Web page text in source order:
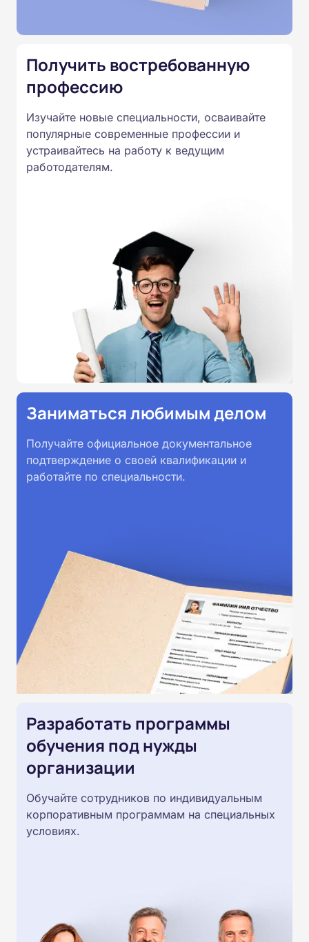
Подготовка ведется по всем
России от 14.07.2023 N 534 в
соответствии с Федеральными
образовательными стандартами
профессионального образования.
Удостоверения и дипломы о
Получить востребованную
профессию
Изучайте новые специальности, осваивайте
популярные современные профессии и
устраивайтесь на работу к ведущим
работодателям.
Заниматься любимым делом
Получайте официальное документальное
подтверждение о своей квалификации и
работайте по специальности.
Разработать программы
обучения под нужды
организации
Обучайте сотрудников по индивидуальным
корпоративным программам на специальных
условиях.